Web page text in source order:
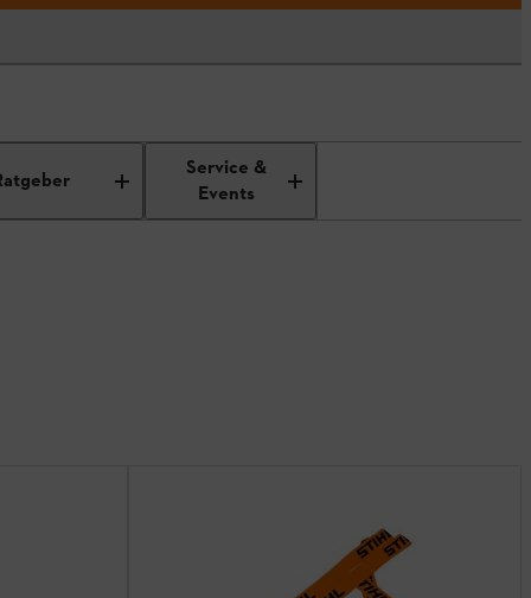
Service &
Events